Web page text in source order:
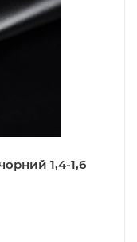
1,4-1,6